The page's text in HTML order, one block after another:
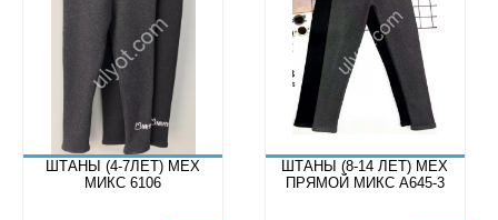
ШТАНЫ (4-7ЛЕТ) МЕХ
МИКС 6106
ШТАНЫ (8-14 ЛЕТ) МЕХ
ПРЯМОЙ МИКС A645-3